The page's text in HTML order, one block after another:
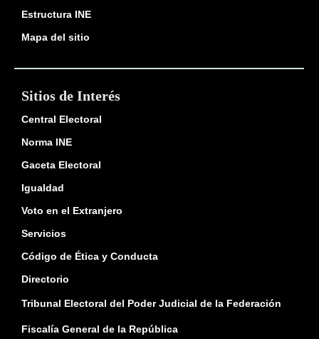
Estructura INE
Mapa del sitio
Sitios de Interés
Central Electoral
Norma INE
Gaceta Electoral
Igualdad
Voto en el Extranjero
Servicios
Código de Ética y Conducta
Directorio
Tribunal Electoral del Poder Judicial de la Federación
Fiscalía General de la República